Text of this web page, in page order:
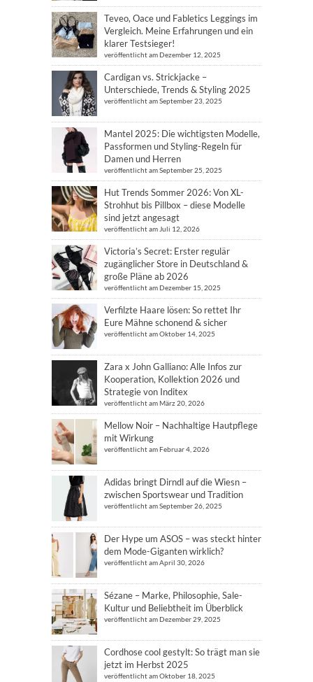
Teveo, Oace und Fabletics Leggings im
Vergleich. Meine Erfahrungen und ein
klarer Testsieger!
veröffentlicht am Dezember 12, 2025
Cardigan vs. Strickjacke –
Unterschiede, Trends & Styling 2025
veröffentlicht am September 23, 2025
Mantel 2025: Die wichtigsten Modelle,
Passformen und Styling-Regeln für
Damen und Herren
veröffentlicht am September 25, 2025
Hut Trends Sommer 2026: Von XL-
Strohhut bis Pillbox – diese Modelle
sind jetzt angesagt
veröffentlicht am Juli 12, 2026
Victoria’s Secret: Erster regulär
zugänglicher Store in Deutschland &
große Pläne ab 2026
veröffentlicht am Dezember 15, 2025
Verfilzte Haare lösen: So rettet Ihr
Eure Mähne schonend & sicher
veröffentlicht am Oktober 14, 2025
Zara x John Galliano: Alle Infos zur
Kooperation, Kollektion 2026 und
Strategie von Inditex
veröffentlicht am März 20, 2026
Mellow Noir – Nachhaltige Hautpflege
mit Wirkung
veröffentlicht am Februar 4, 2026
Adidas bringt Dirndl auf die Wiesn –
zwischen Sportswear und Tradition
veröffentlicht am September 26, 2025
Der Hype um ASOS – was steckt hinter
dem Mode-Giganten wirklich?
veröffentlicht am April 30, 2026
Sézane – Marke, Philosophie, Sale-
Kultur und Beliebtheit im Überblick
veröffentlicht am Dezember 29, 2025
Cordhose cool gestylt: So trägt man sie
jetzt im Herbst 2025
veröffentlicht am Oktober 18, 2025